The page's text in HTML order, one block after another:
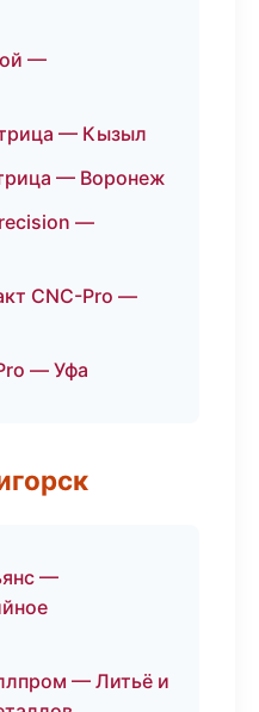
—
— Кызыл
— Воронеж
—
CNC-Pro —
— Уфа
—
— Литьё и